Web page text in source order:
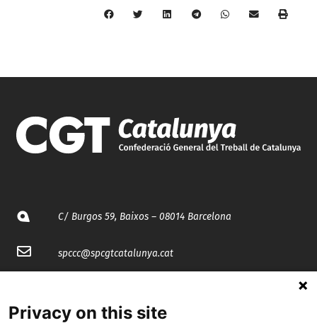
C/ Burgos 59, Baixos – 08014 Barcelona
spccc@spcgtcatalunya.cat
Privacy on this site